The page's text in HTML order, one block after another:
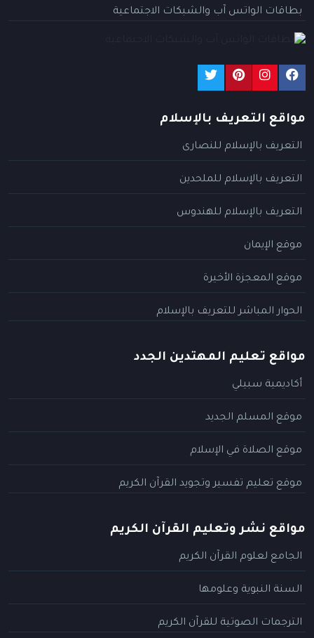
بطاقات الواتس آب والشبكات الاجتماعية
مواقع التعريف بالإسلام
التعريف بالإسلام للنصارى
التعريف بالإسلام للملحدين
التعريف بالإسلام للهندوس
موقع الإيمان
موقع المعجزة الأخيرة
الحوار المباشر للتعريف بالإسلام
مواقع تعليم المهتدين الجدد
أكاديمية سبيلي
موقع المسلم الجديد
موقع الصلاة في الإسلام
موقع تعليم تفسير وتجويد القرآن الكريم
مواقع نشر وتعليم القرآن الكريم
الجامع لعلوم القرآن الكريم
السنة النبوية وعلومها
الترجمات الصوتية للقرآن الكريم